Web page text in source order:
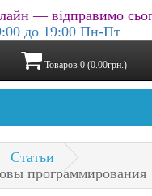
— відправимо
до 19:00 Пн-Пт
Товаров 0 (0.00грн.)
Статьи
программирования